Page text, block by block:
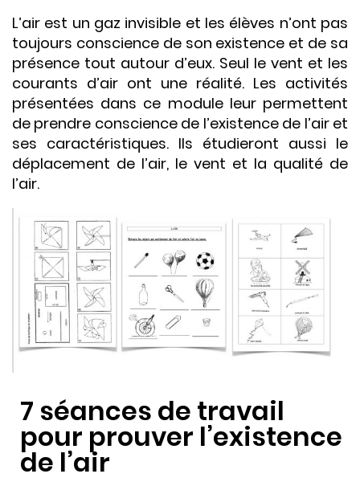
L’air est un gaz invisible et les élèves n’ont pas
toujours conscience de son existence et de sa
présence tout autour d’eux. Seul le vent et les
courants d’air ont une réalité. Les activités
présentées dans ce module leur permettent
de prendre conscience de l’existence de l’air et
ses caractéristiques. Ils étudieront aussi le
déplacement de l’air, le vent et la qualité de
l’air.
7 séances de travail
pour prouver l’existence
de l’air